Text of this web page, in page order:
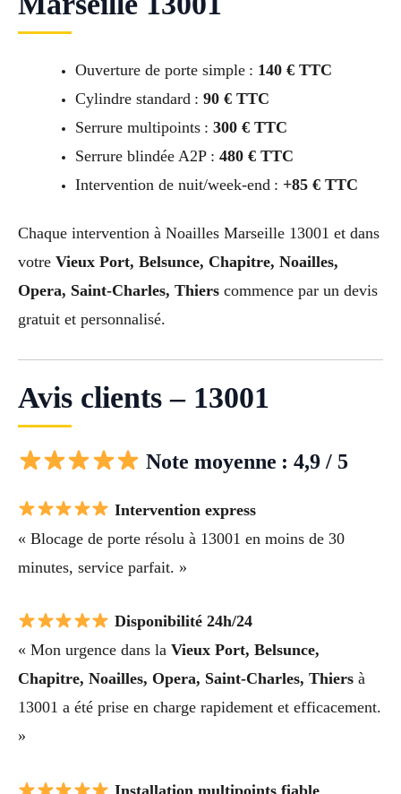
Ouverture de porte simple : 140 € TTC
Cylindre standard : 90 € TTC
Serrure multipoints : 300 € TTC
Serrure blindée A2P : 480 € TTC
Intervention de nuit/week-end : +85 € TTC
Chaque intervention à Noailles Marseille 13001 et dans
votre Vieux Port, Belsunce, Chapitre, Noailles,
Opera, Saint-Charles, Thiers commence par un devis
gratuit et personnalisé.
Avis clients – 13001
Note moyenne : 4,9 / 5
Intervention express
« Blocage de porte résolu à 13001 en moins de 30
minutes, service parfait. »
Disponibilité 24h/24
« Mon urgence dans la Vieux Port, Belsunce,
Chapitre, Noailles, Opera, Saint-Charles, Thiers à
13001 a été prise en charge rapidement et efficacement.
»